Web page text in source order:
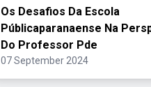
Os Desafios Da Escola
Públicaparanaense Na
Do Professor Pde
07 September 2024